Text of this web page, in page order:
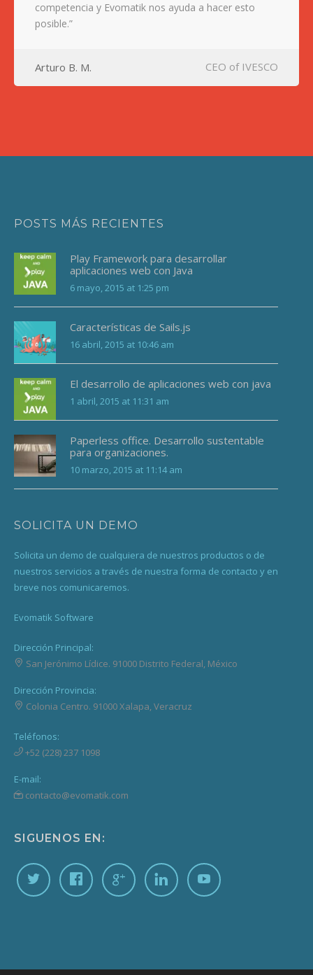
competencia y Evomatik nos ayuda a hacer esto
posible.
Arturo B. M. CEO of IVESCO
POSTS MÁS RECIENTES
Play Framework para desarrollar
aplicaciones web con Java
6 mayo, 2015 at 1:25 pm
Características de Sails.js
16 abril, 2015 at 10:46 am
El desarrollo de aplicaciones web con java
1 abril, 2015 at 11:31 am
Paperless office. Desarrollo sustentable
para organizaciones.
10 marzo, 2015 at 11:14 am
SOLICITA UN DEMO
Solicita un demo de cualquiera de nuestros productos o de
nuestros servicios a través de nuestra forma de contacto y en
breve nos comunicaremos.
Evomatik Software
Dirección Principal:
San Jerónimo Lídice. 91000 Distrito Federal, México
Dirección Provincia:
Colonia Centro. 91000Xalapa, Veracruz
Teléfonos:
+52 (228) 237 1098
E-mail:
contacto@evomatik.com
SIGUENOS EN: